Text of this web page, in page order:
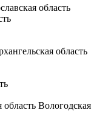
область
область
область Вологодская